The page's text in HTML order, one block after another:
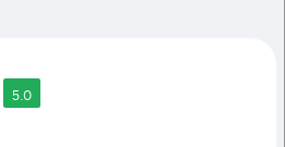
5.0